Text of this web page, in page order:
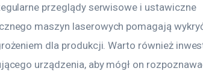
przeglądy serwisowe i ustawiczne
maszyn laserowych pomagają
dla produkcji. Warto również
urządzenia, aby mógł on